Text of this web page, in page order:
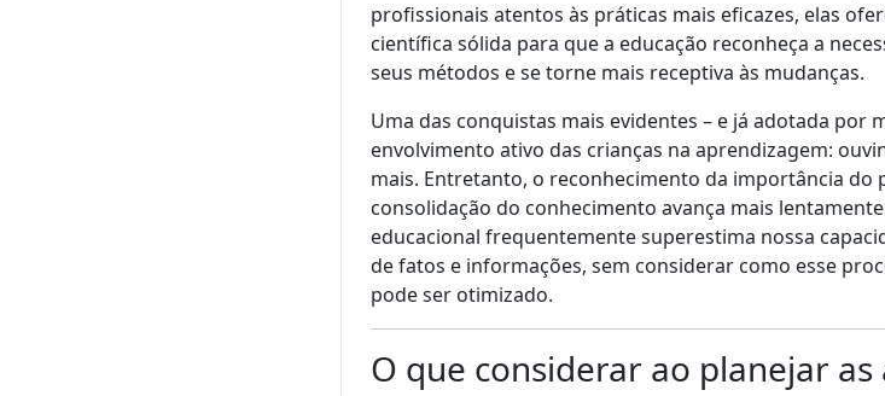
profissionais atentos às práticas mais eficazes, elas
científica sólida para que a educação reconheça a
seus métodos e se torne mais receptiva às mudanças.
Uma das conquistas mais evidentes – e já adotada por
envolvimento ativo das crianças na aprendizagem:
mais. Entretanto, o reconhecimento da importância do
consolidação do conhecimento avança mais
educacional frequentemente superestima nossa
de fatos e informações, sem considerar como esse
pode ser otimizado.
O que considerar ao planejar as